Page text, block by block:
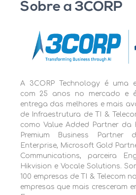
Sobre a 3CORP
A 3CORP Technology é uma
com 25 anos no mercado e
entrega das melhores e mais
de Infraestrutura de TI &
como Value Added Partner da
Premium Business Partner
Enterprise, Microsoft Gold
Communications, parceira
Hikvision e Vocale Solutions.
100 empresas de TI & Telecom
empresas que mais cresceram